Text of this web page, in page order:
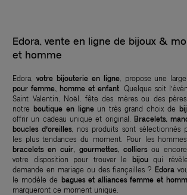
Edora, vente en ligne de bijoux &
et homme
Edora, votre bijouterie en ligne, propose une
pour femme, homme et enfant . Quelque soit
Saint Valentin, Noël, fête des mères ou des
notre boutique en ligneun très grand choix de
offrir un cadeau unique et original. Bracelets,
boucles d’oreilles, nos produits sont sélectionnés
les plus tendances du moment. Pour les
bracelets en cuir, gourmettes, colliersou encore
votre disposition pour trouver le bijouqui
demande en mariage ou des fiançailles ?Edora
le modèle de bagues et alliances femme et
marqueront ce moment unique.